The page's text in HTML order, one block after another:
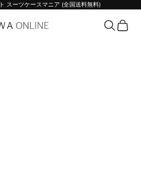
スーツケースマニア (全国送料無料)
専門通販サイト スーツケー
検索カート